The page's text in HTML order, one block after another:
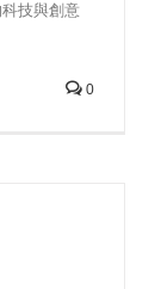
技與創意
0